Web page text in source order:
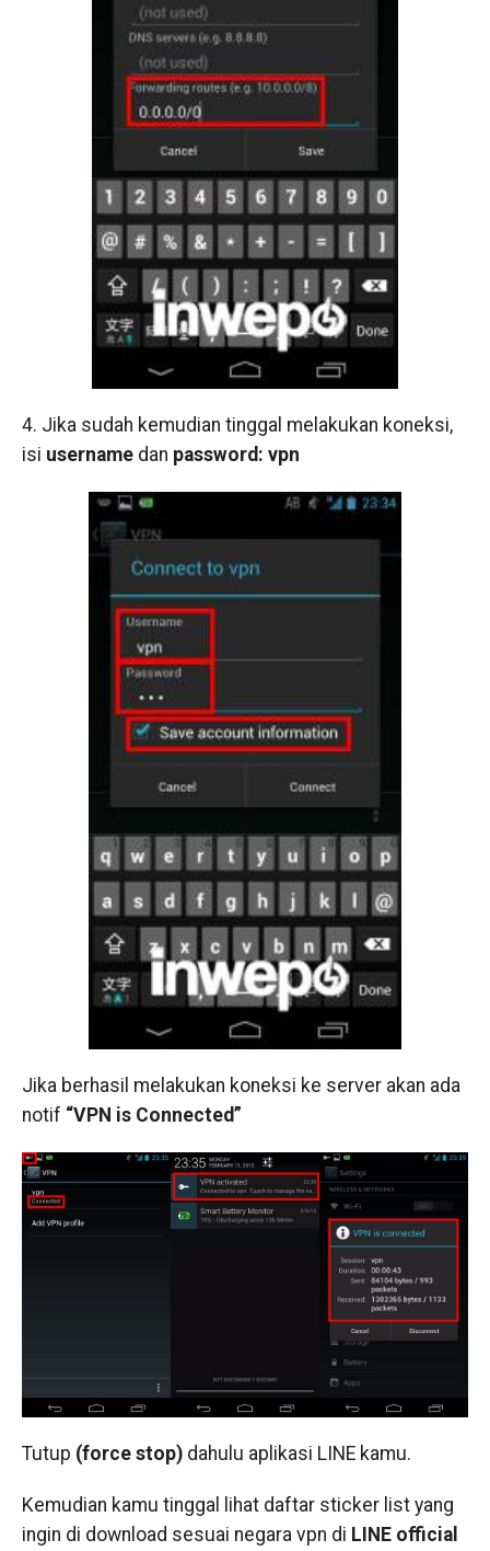
4. Jika sudah kemudian tinggal melakukan koneksi,
isi usernamedan password: vpn
Jika berhasil melakukan koneksi ke server akan ada
notif “VPN is Connected”
Tutup (force stop)dahulu aplikasi LINE kamu.
Kemudian kamu tinggal lihat daftar sticker list yang
ingin di download sesuai negara vpn di LINE official